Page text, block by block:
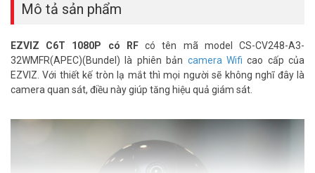
Mô tả sản phẩm
EZVIZ C6T 1080P có RFcó tên mã model CS-CV248-A3-
32WMFR(APEC)(Bundel) là phiên bản camera Wifi cao cấp của
EZVIZ. Với thiết kế tròn lạ mắt thì mọi người sẽ không nghĩ đây là
camera quan sát, điều này giúp tăng hiệu quả giám sát.